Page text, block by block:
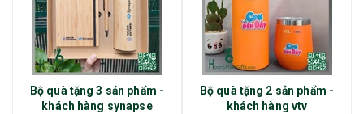
Bộ quà tặng 3 sản phẩm -
khách hàng synapse
Bộ quà tặng 2 sản phẩm -
khách hàng vtv